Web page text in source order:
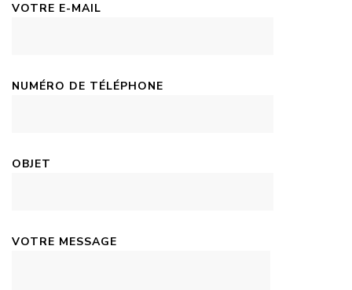
VOTRE E-MAIL
NUMÉRO DE TÉLÉPHONE
OBJET
VOTRE MESSAGE